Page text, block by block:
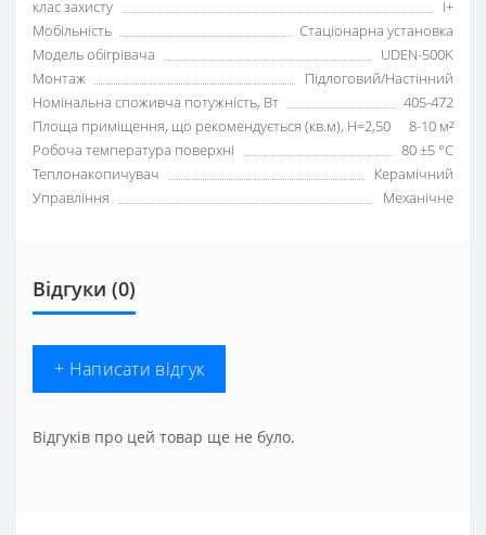
клас захисту
I+
Мобільність
Стаціонарна установка
Модель обігрівача
UDEN-500K
Монтаж
Підлоговий/Настінний
Номінальна споживча потужність, Вт
405-472
Площа приміщення, що рекомендується (кв.м), H=2,50
8-10 м²
Робоча температура поверхні
80 ±5 °С
Теплонакопичувач
Керамічний
Управління
Механічне
Відгуки (0)
+ Написати відгук
Відгуків про цей товар ще не було.